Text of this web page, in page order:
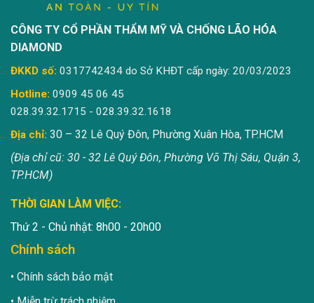
CÔNG TY CỔ PHẦN THẨM MỸ VÀ CHỐNG LÃO HÓA
DIAMOND
ĐKKD số: 0317742434 do Sở KHĐT cấp ngày: 20/03/2023
Hotline: 0909 45 06 45
028.39.32.1715 - 028.39.32.1618
Địa chỉ: 30 – 32 Lê Quý Đôn, Phường Xuân Hòa, TP.HCM
(Địa chỉ cũ: 30 - 32 Lê Quý Đôn, Phường Võ Thị Sáu, Quận 3,
TP.HCM)
THỜI GIAN LÀM VIỆC:
Thứ 2 - Chủ nhật: 8h00 - 20h00
Chính sách
Chính sách bảo mật